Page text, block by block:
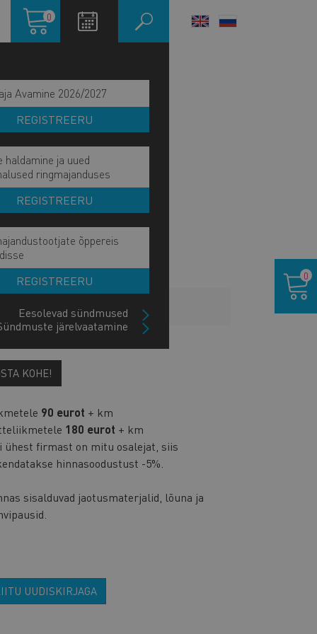
Ostukorv
0
Avamine 2026/2027
REGISTREERU
haldamine ja uued
ringmajanduses
REGISTREERU
õppereis
REGISTREERU
Eesolevad sündmused
järelvaatamine
LANGUAGE
0
HINNAKIRI
KOHE!
90 eurot + km
180 eurot + km
ühest firmast on mitu osalejat, siis
hinnasoodustust -5%.
sisalduvad jaotusmaterjalid, lõuna ja
UUDISKIRJAGA